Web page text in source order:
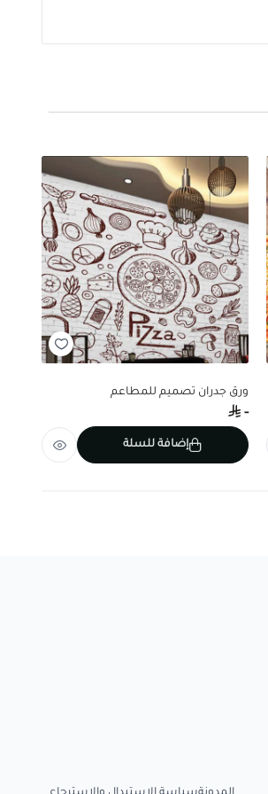
ورق جدران تصميم للمطاعم
-
إضافة للسلة